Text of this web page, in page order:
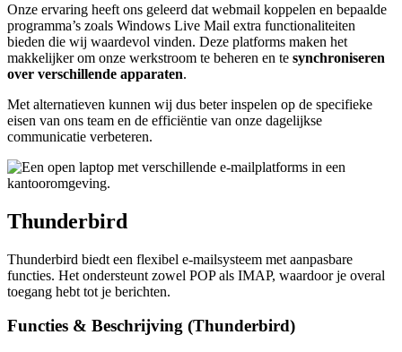
Onze ervaring heeft ons geleerd dat webmail koppelen en bepaalde
programma’s zoals Windows Live Mail extra functionaliteiten
bieden die wij waardevol vinden. Deze platforms maken het
makkelijker om onze werkstroom te beheren en te synchroniseren
over verschillende apparaten.
Met alternatieven kunnen wij dus beter inspelen op de specifieke
eisen van ons team en de efficiëntie van onze dagelijkse
communicatie verbeteren.
Thunderbird
Thunderbird biedt een flexibel e-mailsysteem met aanpasbare
functies. Het ondersteunt zowel POP als IMAP, waardoor je overal
toegang hebt tot je berichten.
Functies & Beschrijving (Thunderbird)